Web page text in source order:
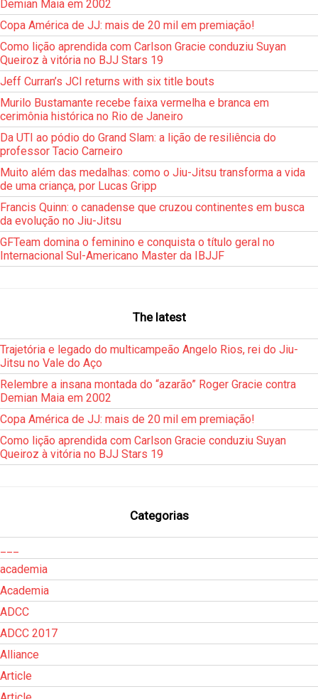
Demian Maia em 2002
Copa América de JJ: mais de 20 mil em premiação!
Como lição aprendida com Carlson Gracie conduziu Suyan
Queiroz à vitória no BJJ Stars 19
Jeff Curran’s JCI returns with six title bouts
Murilo Bustamante recebe faixa vermelha e branca em
cerimônia histórica no Rio de Janeiro
Da UTI ao pódio do Grand Slam: a lição de resiliência do
professor Tacio Carneiro
Muito além das medalhas: como o Jiu-Jitsu transforma a vida
de uma criança, por Lucas Gripp
Francis Quinn: o canadense que cruzou continentes em busca
da evolução no Jiu-Jitsu
GFTeam domina o feminino e conquista o título geral no
Internacional Sul-Americano Master da IBJJF
The latest
Trajetória e legado do multicampeão Angelo Rios, rei do Jiu-
Jitsu no Vale do Aço
Relembre a insana montada do “azarão” Roger Gracie contra
Demian Maia em 2002
Copa América de JJ: mais de 20 mil em premiação!
Como lição aprendida com Carlson Gracie conduziu Suyan
Queiroz à vitória no BJJ Stars 19
Categorias
academia
Academia
ADCC
ADCC 2017
Alliance
Article